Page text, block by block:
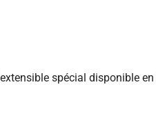
spécial disponible